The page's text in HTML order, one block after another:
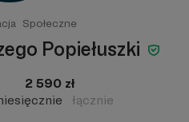
Społeczne
Popiełuszki
2 590 zł
łącznie